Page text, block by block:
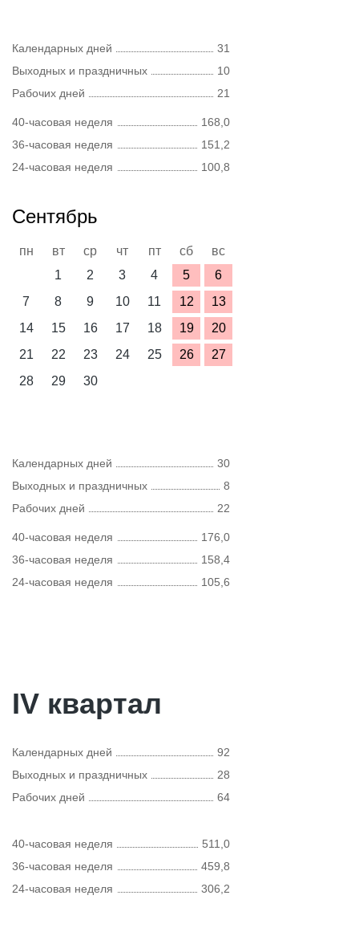
Календарных дней
31
Выходных и праздничных
10
Рабочих дней
21
40-часовая неделя
168,0
36-часовая неделя
151,2
24-часовая неделя
100,8
Сентябрь
пн вт ср чт пт сб
вс
1
2 3 4 5
6
7
8 9 10 11 12
13
14
15 16 17 18 19
20
21
22 23 24 25 26
27
28
29 30
Календарных дней
30
Выходных и праздничных
8
Рабочих дней
22
40-часовая неделя
176,0
36-часовая неделя
158,4
24-часовая неделя
105,6
IV квартал
Календарных дней
92
Выходных и праздничных
28
Рабочих дней
64
40-часовая неделя
511,0
36-часовая неделя
459,8
24-часовая неделя
306,2